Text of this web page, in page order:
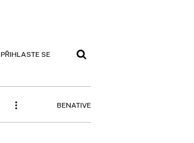
PŘIHLASTE SE
BENATIVE